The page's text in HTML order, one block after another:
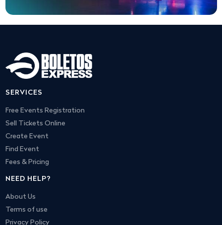
SERVICES
Free Events Registration
Sell Tickets Online
Create Event
Find Event
Fees & Pricing
NEED HELP?
About Us
Terms of use
Privacy Policy